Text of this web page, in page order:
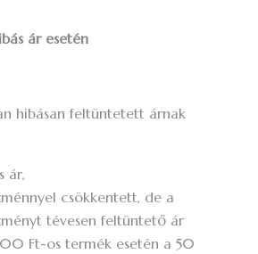
ár esetén
hibásan feltüntetett árnak
ár,
csökkentett, de a
tévesen feltüntető ár
Ft-os termék esetén a 50